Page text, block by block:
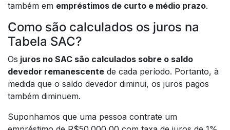
também em empréstimos de curto e médio prazo.
Como são calculados os juros na
Tabela SAC?
Os juros no SAC são calculados sobre o saldo
devedor remanescente de cada período. Portanto, à
medida que o saldo devedor diminui, os juros pagos
também diminuem.
Suponhamos que uma pessoa contrate um